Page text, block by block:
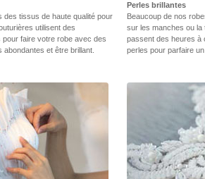
des tissus de haute qualité pour
utilisent des
faire votre robe avec des
et être brillant.
Perles brillantes
Beaucoup de nos
sur les manches ou la
passent des heures à
perles pour parfaire